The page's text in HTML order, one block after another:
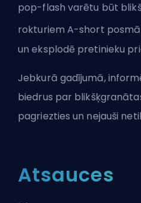
pop-flash varētu būt
rokturiem A-short posmā
un eksplodē pretinieku
Jebkurā gadījumā,
biedrus par
pagriezties un nejauši
Atsauces